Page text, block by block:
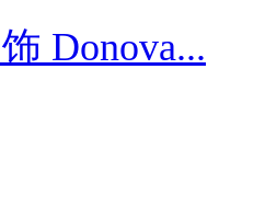
Donova...